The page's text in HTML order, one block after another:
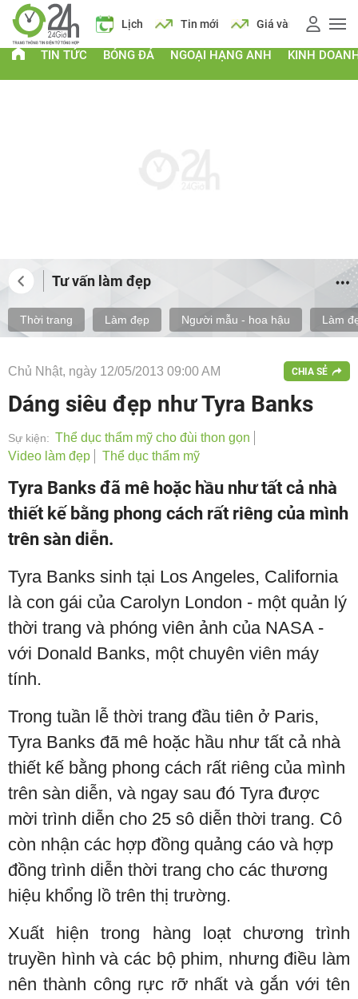
Giá xăng Lịch Tin mới Giá vàng Giá xăng
TIN TỨC BÓNG ĐÁ NGOẠI HẠNG ANH KINH
Tư vấn làm đẹp
Thời trang Làm đẹp Người mẫu - hoa hậu Làm
Chủ Nhật, ngày 12/05/2013 09:00 AM CHIA SẺ
Dáng siêu đẹp như Tyra Banks
Sự kiện: Thể dục thẩm mỹ cho đùi thon gọn
Video làm đẹp
Thể dục thẩm mỹ
Tyra Banks đã mê hoặc hầu như tất cả nhà
thiết kế bằng phong cách rất riêng của mình
trên sàn diễn.
Tyra Banks sinh tại Los Angeles, California
là con gái của Carolyn London - một quản lý
thời trang và phóng viên ảnh của NASA -
với Donald Banks, một chuyên viên máy
tính.
Trong tuần lễ thời trang đầu tiên ở Paris,
Tyra Banks đã mê hoặc hầu như tất cả nhà
thiết kế bằng phong cách rất riêng của mình
trên sàn diễn, và ngay sau đó Tyra được
mời trình diễn cho 25 sô diễn thời trang. Cô
còn nhận các hợp đồng quảng cáo và hợp
đồng trình diễn thời trang cho các thương
hiệu khổng lồ trên thị trường.
Xuất hiện trong hàng loạt chương trình
truyền hình và các bộ phim, nhưng điều làm
nên thành công rực rỡ nhất và gắn với tên